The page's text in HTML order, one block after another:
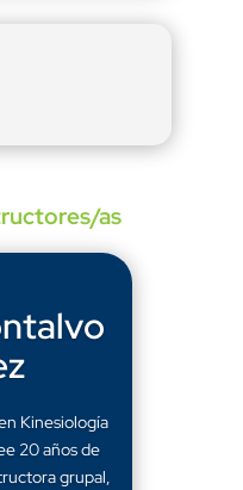
as
Kinesiología
20 años de
grupal,